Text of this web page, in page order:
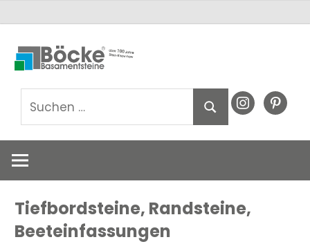
Inhalt
springen
Böcke
GmbH
Basamentsteine
Böcke
GmbH
Suchen
instagram
Tiefbordsteine, Randsteine,
Beeteinfassungen